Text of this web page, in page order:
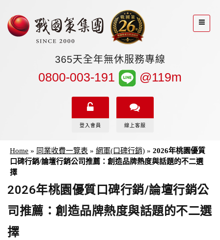
365天全年無休服務專線
0800-003-191 @119m
登入會員 線上客服
Home » 同業收費一覽表 » 網軍(口碑行銷) » 2026年桃園優質
口碑行銷/論壇行銷公司推薦：創造品牌熱度與話題的不二選
擇
2026年桃園優質口碑行銷/論壇行銷公
司推薦：創造品牌熱度與話題的不二選
擇